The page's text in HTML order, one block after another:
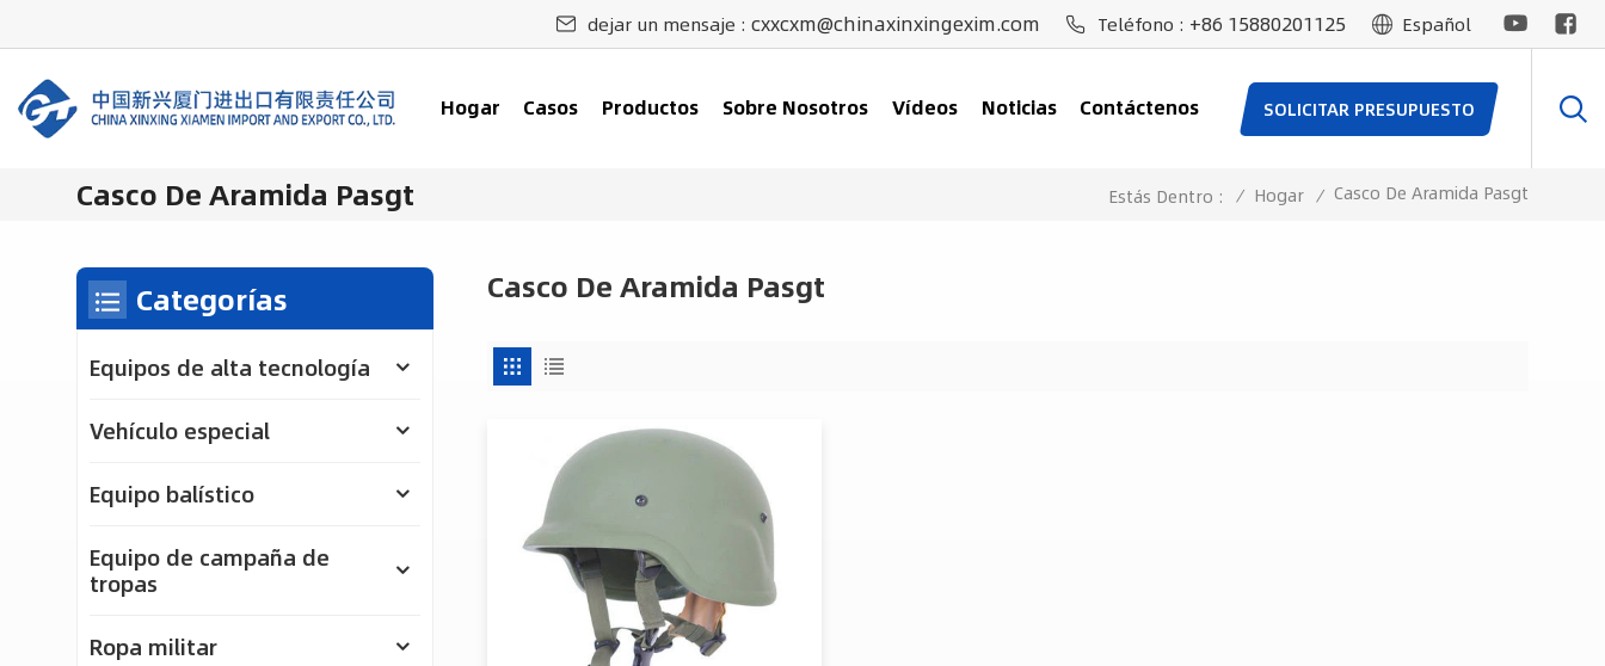
dejar un mensaje : cxxcxm@chinaxinxingexim.com Teléfono : +86 15880201125 Español
Hogar Casos Productos Sobre Nosotros Vídeos Noticias Contáctenos SOLICITAR PRESUPUESTO
Casco De Aramida Pasgt Estás Dentro : / Hogar / Casco De Aramida Pasgt
Casco De Aramida Pasgt
Categorías
Equipos de alta tecnología
Vehículo especial
Equipo balístico
Equipo de campaña de
tropas
Ropa militar